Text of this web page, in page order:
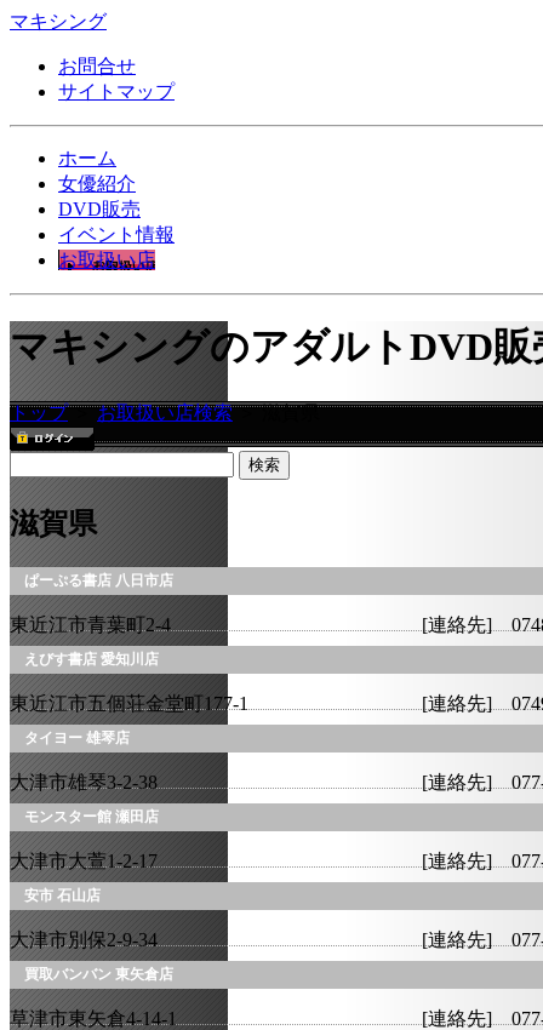
マキシング
お問合せ
サイトマップ
ホーム
女優紹介
DVD販売
イベント情報
お取扱い店
マキシングのアダルトDVD
トップ＞お取扱い店検索＞ 滋賀県
滋賀県
ぱーぷる書店 八日市店
東近江市青葉町2-4 [連絡先]
えびす書店 愛知川店
東近江市五個荘金堂町177-1 [連絡先]
タイヨー 雄琴店
大津市雄琴3-2-38 [連絡先]
モンスター館 瀬田店
大津市大萱1-2-17 [連絡先]
安市 石山店
大津市別保2-9-34 [連絡先]
買取バンバン 東矢倉店
草津市東矢倉4-14-1 [連絡先]